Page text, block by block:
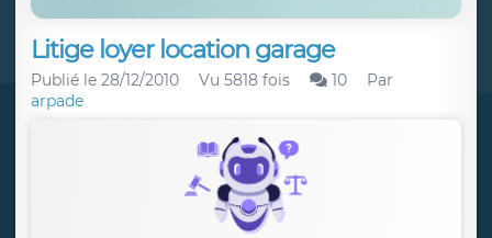
Litige loyer location garage
Publié le 28/12/2010 Vu 5818 fois 10
Par
arpade